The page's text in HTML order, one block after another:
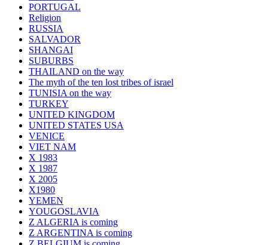
PORTUGAL
Religion
RUSSIA
SALVADOR
SHANGAI
SUBURBS
THAILAND on the way
The myth of the ten lost tribes of israel
TUNISIA on the way
TURKEY
UNITED KINGDOM
UNITED STATES USA
VENICE
VIET NAM
X 1983
X 1987
X 2005
X1980
YEMEN
YOUGOSLAVIA
Z ALGERIA is coming
Z ARGENTINA is coming